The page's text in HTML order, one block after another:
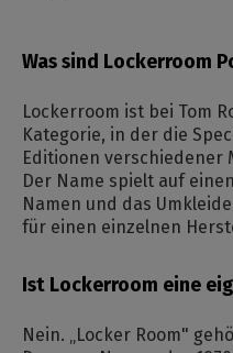
Was sind Lockerroom
Lockerroom ist bei Tom
Kategorie, in der die
Editionen verschiedener
Der Name spielt auf
Namen und das
für einen einzelnen
Ist Lockerroom eine
Nein. „Locker Room"